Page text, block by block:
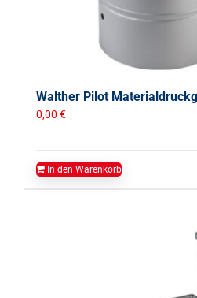
Walther Pilot
0,00 €
In den Warenkorb